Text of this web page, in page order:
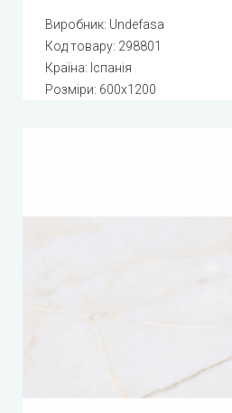
Виробник: Undefasa
Код товару: 298801
Країна: Іспанія
Розміри: 600x1200